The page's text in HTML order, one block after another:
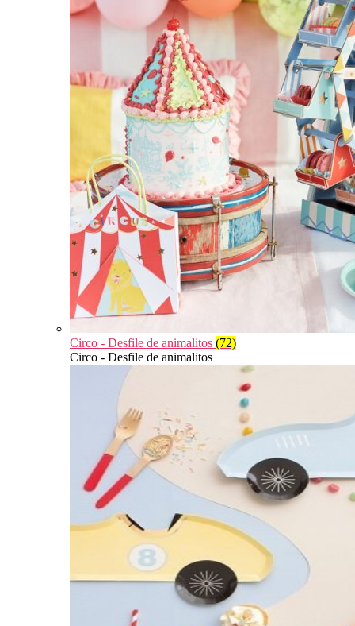
Circo - Desfile de animalitos (72)
Circo - Desfile de animalitos